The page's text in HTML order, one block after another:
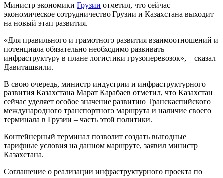
Министр экономики Грузии отметил, что сейчас
экономическое сотрудничество Грузии и Казахстана выходит
на новый этап развития.
«Для правильного и грамотного развития взаимоотношений и
потенциала обязательно необходимо развивать
инфраструктуру в плане логистики грузоперевозок», – сказал
Давиташвили.
В свою очередь, министр индустрии и инфраструктурного
развития Казахстана Марат Карабаев отметил, что Казахстан
сейчас уделяет особое значение развитию Транскаспийского
международного транспортного маршрута и наличие своего
терминала в Грузии – часть этой политики.
Контейнерный терминал позволит создать выгодные
тарифные условия на данном маршруте, заявил министр
Казахстана.
Соглашение о реализации инфраструктурного проекта по